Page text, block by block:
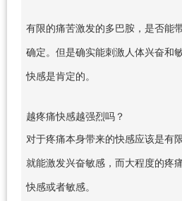
有限的痛苦激发的多巴胺，是否能
确定。但是确实能刺激人体兴奋和
快感是肯定的。
越疼痛快感越强烈吗？
对于疼痛本身带来的快感应该是有
就能激发兴奋敏感，而大程度的疼
快感或者敏感。